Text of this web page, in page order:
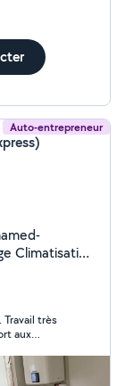
Auto-entrepreneur
Climatisation
cuisine
très
aux
et je